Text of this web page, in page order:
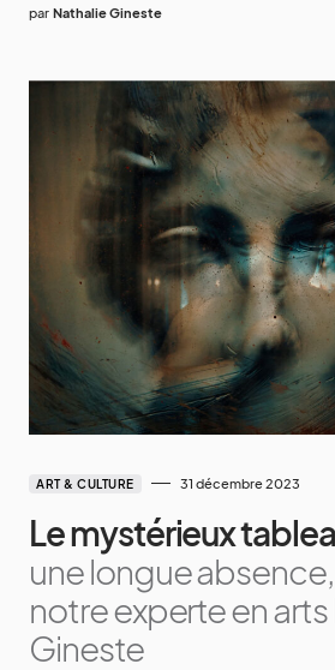
par Nathalie Gineste
ART & CULTURE 31 décembre 2023
Le mystérieux
une longue
notre experte en
Gineste